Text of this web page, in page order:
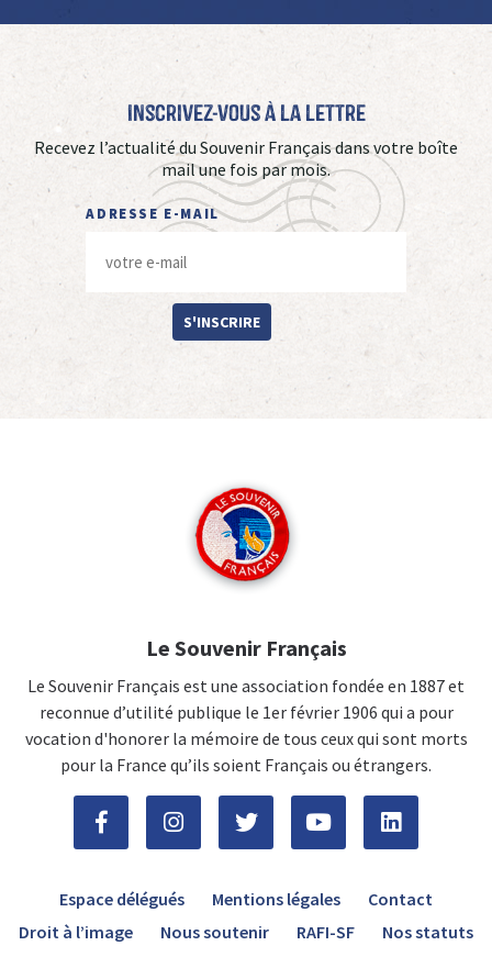
Inscrivez-vous à La Lettre
Recevez l’actualité du Souvenir Français dans votre boîte
mail une fois par mois.
ADRESSE E-MAIL
S'INSCRIRE
Le Souvenir Français
Le Souvenir Français est une association fondée en 1887 et
reconnue d’utilité publique le 1er février 1906 qui a pour
vocation d'honorer la mémoire de tous ceux qui sont morts
pour la France qu’ils soient Français ou étrangers.
Espace délégués Mentions légales
Contact
Droit à l’image
Nous soutenir RAFI-SF Nos statuts